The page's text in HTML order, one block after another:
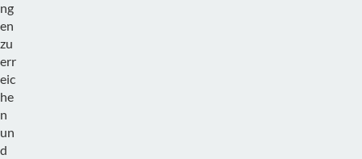
ng
en
zu
err
eic
he
n
un
d